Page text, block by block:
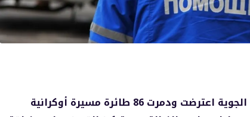
أعلنت وزارة الدفاع الروسية أن الدفاعات الجوية اعترضت ودمرت 86 طائرة مسيرة أوكرانية